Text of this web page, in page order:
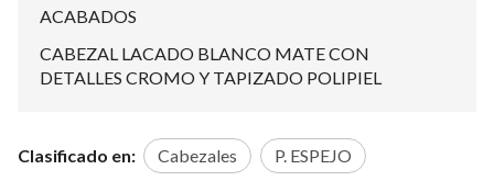
ACABADOS
CABEZAL LACADO BLANCO MATE CON
DETALLES CROMO Y TAPIZADO POLIPIEL
Clasificado en: Cabezales P. ESPEJO